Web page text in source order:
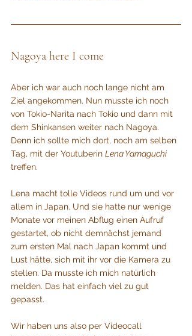
Nagoya here I come
Aber ich war auch noch lange nicht am
Ziel angekommen. Nun musste ich noch
von Tokio-Narita nach Tokio und dann mit
dem Shinkansen weiter nach Nagoya.
Denn ich sollte mich dort, noch am selben
Tag, mit der Youtuberin Lena Yamaguchi
treffen.
Lena macht tolle Videos rund um und vor
allem in Japan. Und sie hatte nur wenige
Monate vor meinen Abflug einen Aufruf
gestartet, ob nicht demnächst jemand
zum ersten Mal nach Japan kommt und
Lust hätte, sich mit ihr vor die Kamera zu
stellen. Da musste ich mich natürlich
melden. Das hat einfach viel zu gut
gepasst.
Wir haben uns also per Videocall